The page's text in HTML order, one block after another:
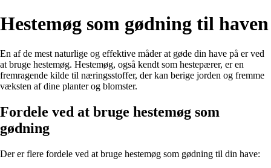
Hestemøg som gødning til haven
En af de mest naturlige og effektive måder at gøde din have på er ved
at bruge hestemøg. Hestemøg, også kendt som hestepærer, er en
fremragende kilde til næringsstoffer, der kan berige jorden og fremme
væksten af dine planter og blomster.
Fordele ved at bruge hestemøg som
gødning
Der er flere fordele ved at bruge hestemøg som gødning til din have: